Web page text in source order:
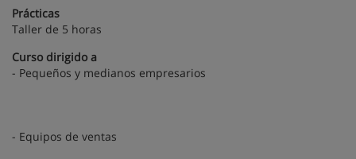
Prácticas
Taller de 5 horas
Curso dirigido a
- Pequeños y medianos empresarios
- Equipos de ventas